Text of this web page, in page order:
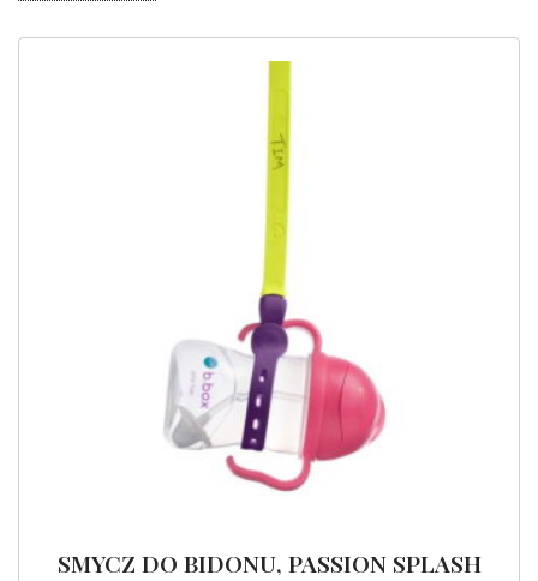
SMYCZ DO BIDONU, PASSION SPLASH